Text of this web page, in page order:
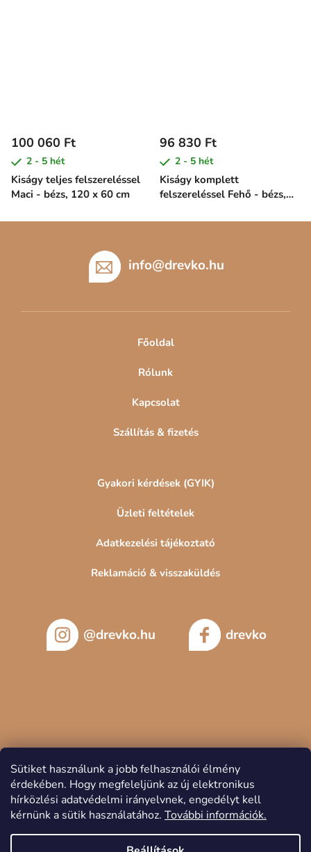
Sütiket használunk a jobb felhasználói élmény
érdekében. Hogy megfeleljünk az új elektronikus
hírközlési adatvédelmi irányelvnek, engedélyt kell
kérnünk a sütik használatához. További információk.
Kiságy teljes felszereléssel
Maci - bézs, 120 x 60 cm
100 060 Ft
2 - 5 hét
Kiságy komplett
felszereléssel Fehő - bézs,
96 830 Ft
2 - 5 hét
info@drevko.hu
Főoldal
Rólunk
Kapcsolat
Szállítás & fizetés
Gyakori kérdések (GYIK)
Üzleti feltételek
Adatkezelési tájékoztató
Reklamáció & visszaküldés
@drevko.hu drevko